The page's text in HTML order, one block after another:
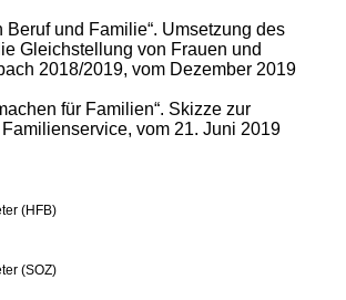
Beruf und Familie“. Umsetzung des
Gleichstellung von Frauen und
2018/2019, vom Dezember 2019
für Familien“. Skizze zur
vom 21. Juni 2019
(HFB)
(SOZ)